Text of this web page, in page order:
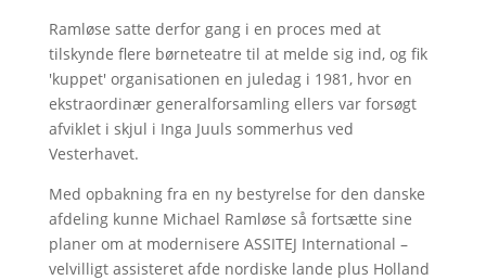
Ramløse satte derfor gang i en proces med at
tilskynde flere børneteatre til at melde sig ind, og fik
'kuppet' organisationen en juledag i 1981, hvor en
ekstraordinær generalforsamling ellers var forsøgt
afviklet i skjul i Inga Juuls sommerhus ved
Vesterhavet.
Med opbakning fra en ny bestyrelse for den danske
afdeling kunne Michael Ramløse så fortsætte sine
planer om at modernisere ASSITEJ International –
velvilligt assisteret afde nordiske lande plus Holland